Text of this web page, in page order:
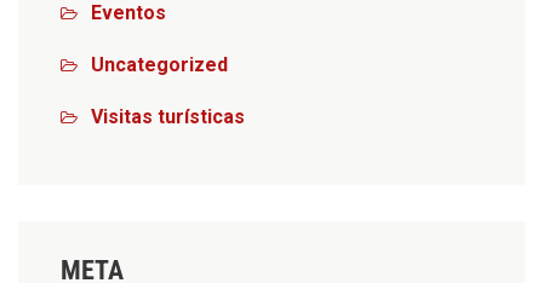
Eventos
Uncategorized
Visitas turísticas
META